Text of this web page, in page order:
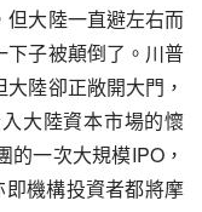
但大陸一直避左右而
下子被顛倒了。川普
陸卻正敞開大門，
大陸資本市場的懷
一次大規模IPO，
機構投資者都將摩